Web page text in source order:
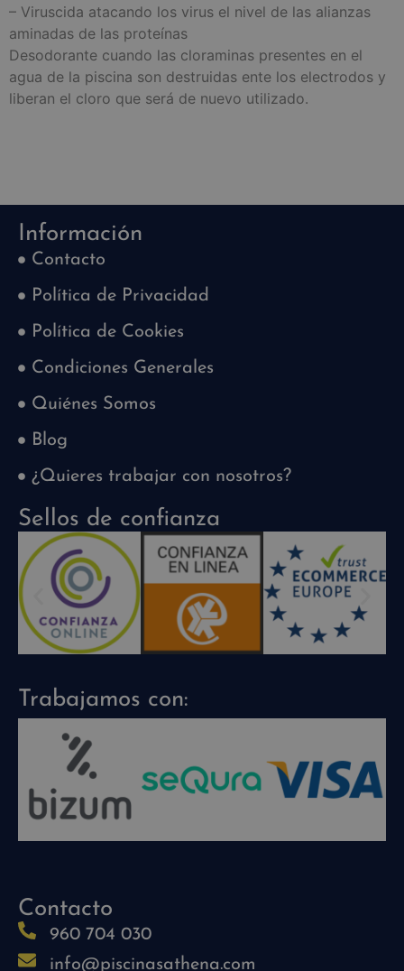
– Viruscida atacando los virus el nivel de las alianzas
aminadas de las proteínas
Desodorante cuando las cloraminas presentes en el
agua de la piscina son destruidas ente los electrodos y
liberan el cloro que será de nuevo utilizado.
Información
Contacto
Política de Privacidad
Política de Cookies
Condiciones Generales
Quiénes Somos
Blog
¿Quieres trabajar con nosotros?
Sellos de confianza
Trabajamos con:
Contacto
960 704 030
info@piscinasathena.com